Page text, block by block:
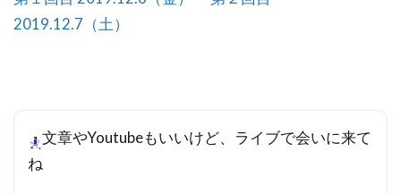
2019.12.7（土）
文章やYoutubeもいいけど、ライブで会いに来て
ね